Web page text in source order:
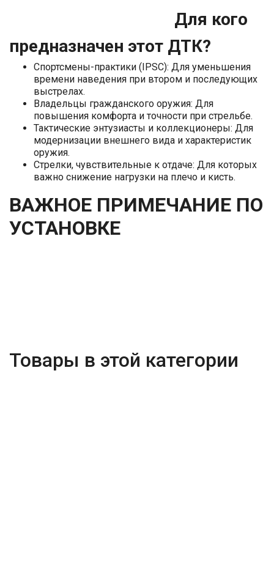
Для кого
предназначен этот ДТК?
Спортсмены-практики (IPSC): Для уменьшения
времени наведения при втором и последующих
выстрелах.
Владельцы гражданского оружия: Для
повышения комфорта и точности при стрельбе.
Тактические энтузиасты и коллекционеры: Для
модернизации внешнего вида и характеристик
оружия.
Стрелки, чувствительные к отдаче: Для которых
важно снижение нагрузки на плечо и кисть.
ВАЖНОЕ ПРИМЕЧАНИЕ ПО
УСТАНОВКЕ
Товары в этой категории